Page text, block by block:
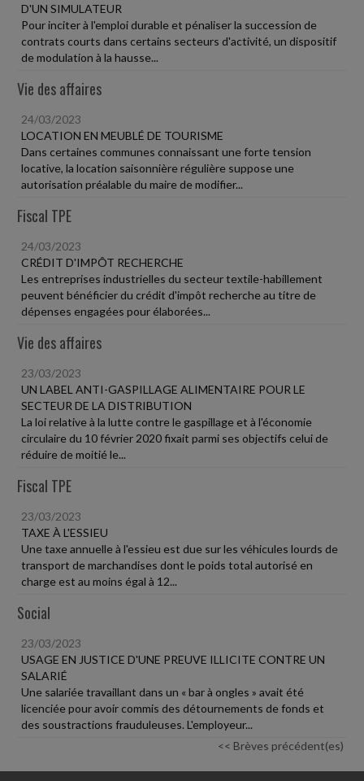
D'UN SIMULATEUR
Pour inciter à l'emploi durable et pénaliser la succession de
contrats courts dans certains secteurs d'activité, un dispositif
de modulation à la hausse...
Vie des affaires
24/03/2023
LOCATION EN MEUBLÉ DE TOURISME
Dans certaines communes connaissant une forte tension
locative, la location saisonnière régulière suppose une
autorisation préalable du maire de modifier...
Fiscal TPE
24/03/2023
CRÉDIT D'IMPÔT RECHERCHE
Les entreprises industrielles du secteur textile-habillement
peuvent bénéficier du crédit d'impôt recherche au titre de
dépenses engagées pour élaborées...
Vie des affaires
23/03/2023
UN LABEL ANTI-GASPILLAGE ALIMENTAIRE POUR LE
SECTEUR DE LA DISTRIBUTION
La loi relative à la lutte contre le gaspillage et à l'économie
circulaire du 10 février 2020 fixait parmi ses objectifs celui de
réduire de moitié le...
Fiscal TPE
23/03/2023
TAXE À L'ESSIEU
Une taxe annuelle à l'essieu est due sur les véhicules lourds de
transport de marchandises dont le poids total autorisé en
charge est au moins égal à 12...
Social
23/03/2023
USAGE EN JUSTICE D'UNE PREUVE ILLICITE CONTRE UN
SALARIÉ
Une salariée travaillant dans un « bar à ongles » avait été
licenciée pour avoir commis des détournements de fonds et
des soustractions frauduleuses. L'employeur...
<< Brèves précédent(es)